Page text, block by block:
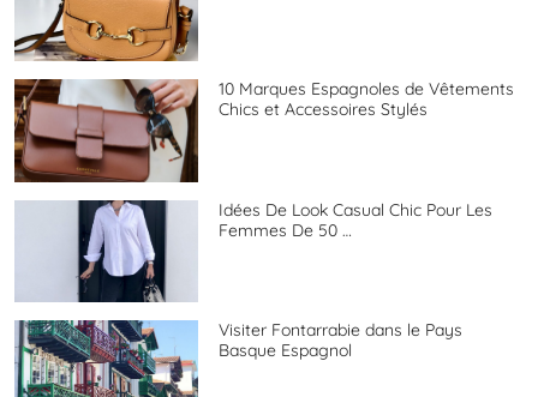
10 Marques Espagnoles de Vêtements
Chics et Accessoires Stylés
Idées De Look Casual Chic Pour Les
Femmes De 50 …
Visiter Fontarrabie dans le Pays
Basque Espagnol